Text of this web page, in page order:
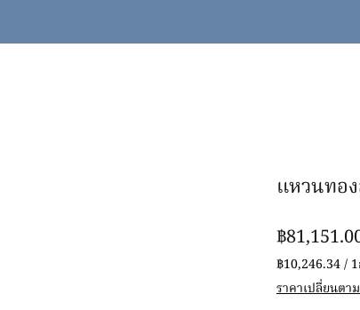
แหวนทอ
฿
฿10,246.34/
฿10,246.34
ต่อ
ราคาเปลี่ยนตา